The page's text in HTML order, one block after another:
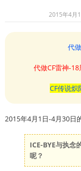
2015年4月
代
代做CF雷神-
CF传说
2015年4月1日-4月30日
ICE-BYE与执念
呢？